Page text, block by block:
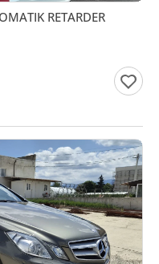
RETARDER